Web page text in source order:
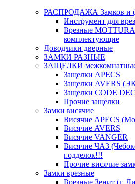
РАСПРОДАЖА Замков и
Инструмент для
Врезные
комплектующие
Доводчики дверные
ЗАМКИ РАЗНЫЕ
ЗАЩЕЛКИ
Защелки APECS
Защелки AVERS
Защелки CODE
Прочие защелки
Замки висячие
Висячие APECS
Висячие AVERS
Висячие VANGER
Висячие ЧАЗ
подделок!!!
Прочие висячие
Замки врезные
Врезные Зенит (г.